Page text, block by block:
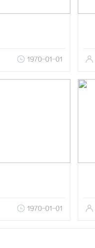
1970-01-01
1970-01-01